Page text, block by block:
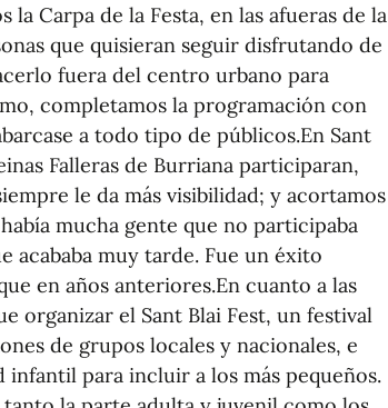
Carpa de la Festa, en las afueras de la
que quisieran seguir disfrutando de
fuera del centro urbano para
completamos la programación con
a todo tipo de públicos.En Sant
Falleras de Burriana participaran,
le da más visibilidad; y acortamos
mucha gente que no participaba
muy tarde. Fue un éxito
en años anteriores.En cuanto a las
organizar el Sant Blai Fest, un festival
de grupos locales y nacionales, e
para incluir a los más pequeños.